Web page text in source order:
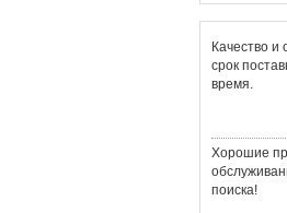
Качество
срок
время.
Хорошие
поиска!